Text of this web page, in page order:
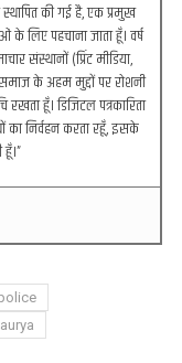
स्थापित की गई है, एक प्रमुख
के लिए पहचाना जाता हूँ। वर्ष
संस्थानों (प्रिंट मीडिया,
के अहम मुद्दों पर रोशनी
हूँ। डिजिटल पत्रकारिता
निर्वहन करता रहूँ, इसके